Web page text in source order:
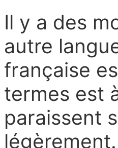
Il y a des
autre
française
termes est
paraissent